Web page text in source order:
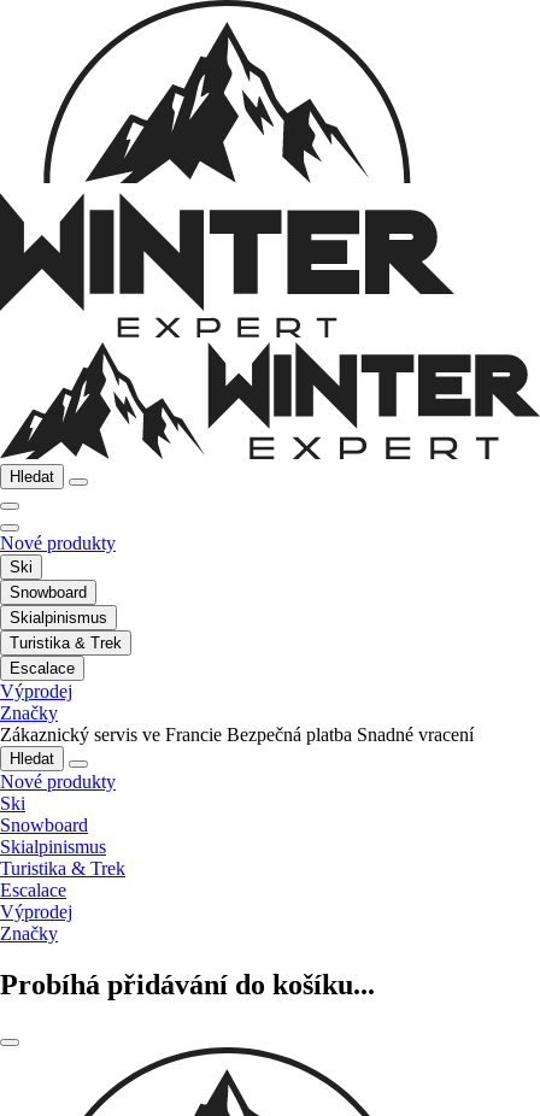
Hledat
Nové produkty
Ski
Snowboard
Skialpinismus
Turistika & Trek
Escalace
Výprodej
Značky
Zákaznický servis ve Francie Bezpečná platba Snadné vracení
Hledat
Nové produkty
Ski
Snowboard
Skialpinismus
Turistika & Trek
Escalace
Výprodej
Značky
Probíhá přidávání do košíku...